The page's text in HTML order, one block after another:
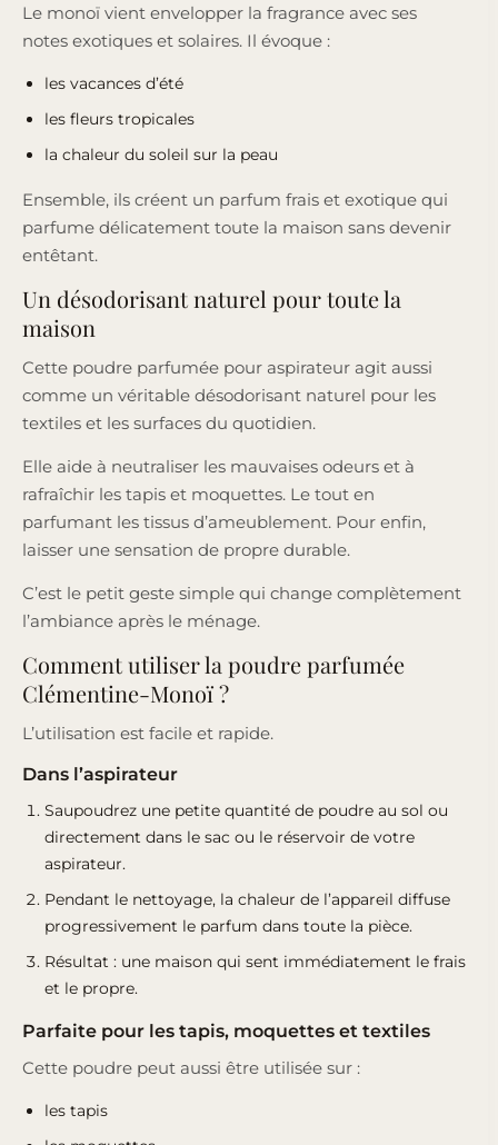
Le monoï vient envelopper la fragrance avec ses
notes exotiques et solaires. Il évoque :
les vacances d’été
les fleurs tropicales
la chaleur du soleil sur la peau
Ensemble, ils créent un parfum frais et exotique qui
parfume délicatement toute la maison sans devenir
entêtant.
Un désodorisant naturel pour toute la
maison
Cette poudre parfumée pour aspirateur agit aussi
comme un véritable désodorisant naturel pour les
textiles et les surfaces du quotidien.
Elle aide à neutraliser les mauvaises odeurs et à
rafraîchir les tapis et moquettes. Le tout en
parfumant les tissus d’ameublement. Pour enfin,
laisser une sensation de propre durable.
C’est le petit geste simple qui change complètement
l’ambiance après le ménage.
Comment utiliser la poudre parfumée
Clémentine-Monoï ?
L’utilisation est facile et rapide.
Dans l’aspirateur
Saupoudrez une petite quantité de poudre au sol ou
directement dans le sac ou le réservoir de votre
aspirateur.
Pendant le nettoyage, la chaleur de l’appareil diffuse
progressivement le parfum dans toute la pièce.
Résultat : une maison qui sent immédiatement le frais
et le propre.
Parfaite pour les tapis, moquettes et textiles
Cette poudre peut aussi être utilisée sur :
les tapis